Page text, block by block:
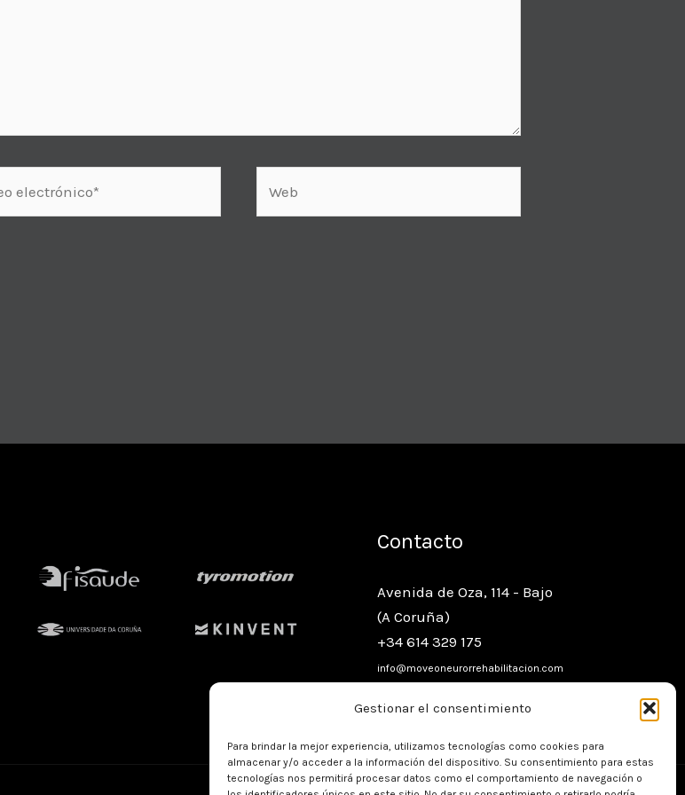
Gestionar el consentimiento
Para brindar la mejor experiencia, utilizamos tecnologías como cookies para
almacenar y/o acceder a la información del dispositivo. Su consentimiento para estas
tecnologías nos permitirá procesar datos como el comportamiento de navegación o
Contacto
Avenida de Oza, 114 - Bajo
(A Coruña)
+34 614 329 175
info@moveoneurorrehabilitacion.com